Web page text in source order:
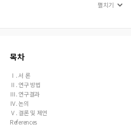
tion of the Clinical Nursing professorship System.
펼치기
목차
Ⅰ. 서 론
Ⅱ. 연구 방법
Ⅲ. 연구결과
Ⅳ. 논의
Ⅴ. 결론 및 제언
References